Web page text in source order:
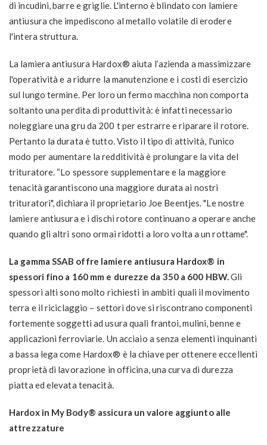
di incudini, barre e griglie. L'interno è blindato con lamiere
antiusura che impediscono al metallo volatile di erodere
l'intera struttura.
La lamiera antiusura Hardox® aiuta l’azienda a massimizzare
l'operatività e a ridurre la manutenzione e i costi di esercizio
sul lungo termine. Per loro un fermo macchina non comporta
soltanto una perdita di produttività: è infatti necessario
noleggiare una gru da 200 t per estrarre e riparare il rotore.
Pertanto la durata è tutto. Visto il tipo di attività, l'unico
modo per aumentare la redditività è prolungare la vita del
trituratore. “Lo spessore supplementare e la maggiore
tenacità garantiscono una maggiore durata ai nostri
trituratori", dichiara il proprietario Joe Beentjes. "Le nostre
lamiere antiusura e i dischi rotore continuano a operare anche
quando gli altri sono ormai ridotti a loro volta a un rottame".
La gamma SSAB offre lamiere antiusura Hardox® in
spessori fino a 160 mm e durezze da 350 a 600 HBW.Gli
spessori alti sono molto richiesti in ambiti quali il movimento
terra e il riciclaggio – settori dove si riscontrano componenti
fortemente soggetti ad usura quali frantoi, mulini, benne e
applicazioni ferroviarie. Un acciaio a senza elementi inquinanti
a bassa lega come Hardox® è la chiave per ottenere eccellenti
proprietà di lavorazione in officina, una curva di durezza
piatta ed elevata tenacità.
Hardox in My Body® assicura un valore aggiunto alle
attrezzature